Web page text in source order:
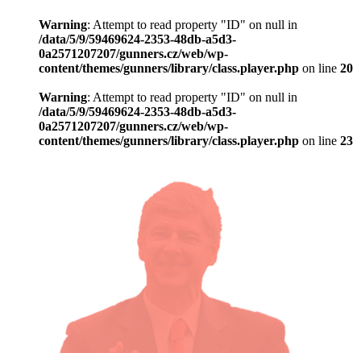
Warning: Attempt to read property "ID" on null in
/data/5/9/59469624-2353-48db-a5d3-
0a2571207207/gunners.cz/web/wp-
content/themes/gunners/library/class.player.php on line 20
Warning: Attempt to read property "ID" on null in
/data/5/9/59469624-2353-48db-a5d3-
0a2571207207/gunners.cz/web/wp-
content/themes/gunners/library/class.player.php on line 23